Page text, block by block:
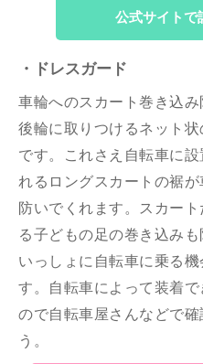
公式サイトで
・ドレスガード
車輪へのスカート巻き込
後輪に取りつけるネット状
です。これさえ自転車に
れるロングスカートの裾
防いでくれます。スカー
る子どもの足の巻き込み
いっしょに自転車に乗る
す。自転車によって装着
ので自転車屋さんなどで
う。